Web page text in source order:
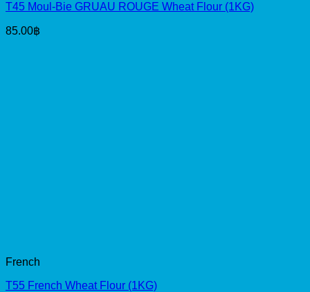
T45 Moul-Bie GRUAU ROUGE Wheat Flour (1KG)
85.00฿
French
T55 French Wheat Flour (1KG)